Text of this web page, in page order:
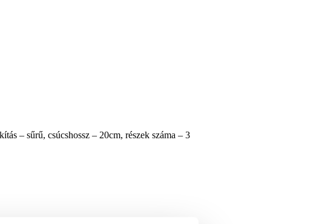
– sűrű, csúcshossz – 20cm, részek száma – 3